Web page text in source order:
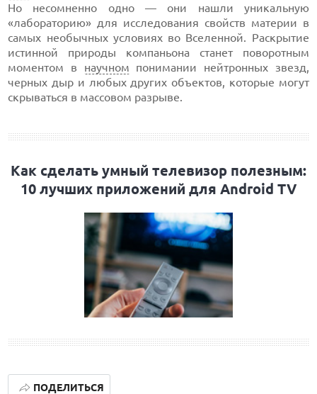
Но несомненно одно — они нашли уникальную
«лабораторию» для исследования свойств материи в
самых необычных условиях во Вселенной. Раскрытие
истинной природы компаньона станет поворотным
моментом в научном понимании нейтронных звезд,
черных дыр и любых других объектов, которые могут
скрываться в массовом разрыве.
Как сделать умный телевизор полезным:
10 лучших приложений для Android TV
ПОДЕЛИТЬСЯ